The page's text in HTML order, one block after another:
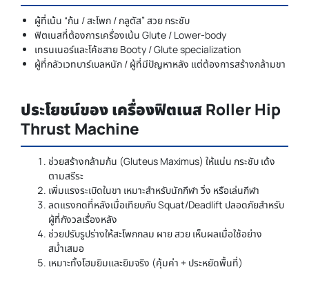
ผู้ที่เน้น “ก้น / สะโพก / กลูตัส” สวย กระชับ
ฟิตเนสที่ต้องการเครื่องเน้น Glute / Lower-body
เทรนเนอร์และโค้ชสาย Booty / Glute specialization
ผู้ที่กลัวเวทบาร์เบลหนัก / ผู้ที่มีปัญหาหลัง แต่ต้องการสร้างกล้ามขา
ประโยชน์ของ เครื่องฟิตเนส Roller Hip
Thrust Machine
ช่วยสร้างกล้ามก้น (Gluteus Maximus) ให้แน่น กระชับ เด้ง
ตามสรีระ
เพิ่มแรงระเบิดในขา เหมาะสำหรับนักกีฬา วิ่ง หรือเล่นกีฬา
ลดแรงกดที่หลังเมื่อเทียบกับ Squat/Deadlift ปลอดภัยสำหรับ
ผู้ที่กังวลเรื่องหลัง
ช่วยปรับรูปร่างให้สะโพกกลม ผาย สวย เห็นผลเมื่อใช้อย่าง
สม่ำเสมอ
เหมาะทั้งโฮมยิมและยิมจริง (คุ้มค่า + ประหยัดพื้นที่)